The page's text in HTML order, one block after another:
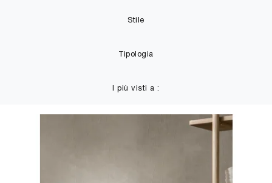
Stile
Tipologia
I più visti a :